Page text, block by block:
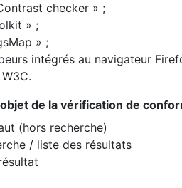
checker » ;
» ;
» ;
intégrés au navigateur
de la vérification de
(hors recherche)
/ liste des résultats